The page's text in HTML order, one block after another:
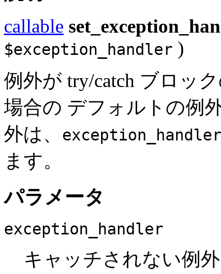
callable
$exception_handler )
例外が try/catch ブロッ
場合の デフォルトの例
外は、
exception_handler
ます。
パラメータ
exception_handler
キャッチされない例